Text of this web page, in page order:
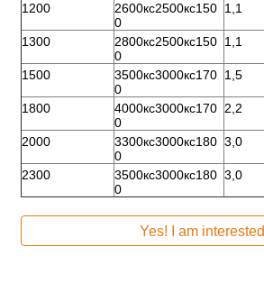
1200
2600кс2500кс150
0
1,1
1300
2800кс2500кс150
0
1,1
1500
3500кс3000кс170
0
1,5
1800
4000кс3000кс170
0
2,2
2000
3300кс3000кс180
0
3,0
2300
3500кс3000кс180
0
3,0
Yes! I am interested